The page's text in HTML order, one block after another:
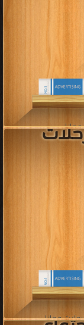
مجانا